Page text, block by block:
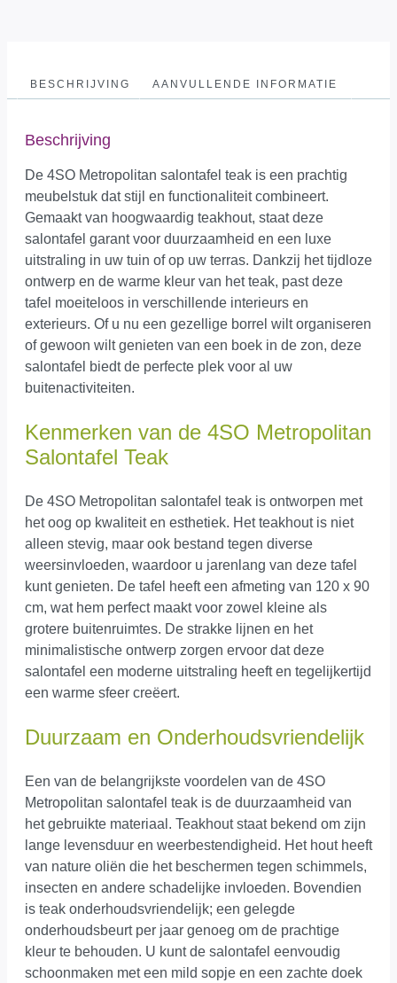
BESCHRIJVING AANVULLENDE INFORMATIE
Beschrijving
De 4SO Metropolitan salontafel teak is een prachtig
meubelstuk dat stijl en functionaliteit combineert.
Gemaakt van hoogwaardig teakhout, staat deze
salontafel garant voor duurzaamheid en een luxe
uitstraling in uw tuin of op uw terras. Dankzij het tijdloze
ontwerp en de warme kleur van het teak, past deze
tafel moeiteloos in verschillende interieurs en
exterieurs. Of u nu een gezellige borrel wilt organiseren
of gewoon wilt genieten van een boek in de zon, deze
salontafel biedt de perfecte plek voor al uw
buitenactiviteiten.
Kenmerken van de 4SO Metropolitan
Salontafel Teak
De 4SO Metropolitan salontafel teak is ontworpen met
het oog op kwaliteit en esthetiek. Het teakhout is niet
alleen stevig, maar ook bestand tegen diverse
weersinvloeden, waardoor u jarenlang van deze tafel
kunt genieten. De tafel heeft een afmeting van 120 x 90
cm, wat hem perfect maakt voor zowel kleine als
grotere buitenruimtes. De strakke lijnen en het
minimalistische ontwerp zorgen ervoor dat deze
salontafel een moderne uitstraling heeft en tegelijkertijd
een warme sfeer creëert.
Duurzaam en Onderhoudsvriendelijk
Een van de belangrijkste voordelen van de 4SO
Metropolitan salontafel teak is de duurzaamheid van
het gebruikte materiaal. Teakhout staat bekend om zijn
lange levensduur en weerbestendigheid. Het hout heeft
van nature oliën die het beschermen tegen schimmels,
insecten en andere schadelijke invloeden. Bovendien
is teak onderhoudsvriendelijk; een gelegde
onderhoudsbeurt per jaar genoeg om de prachtige
kleur te behouden. U kunt de salontafel eenvoudig
schoonmaken met een mild sopje en een zachte doek